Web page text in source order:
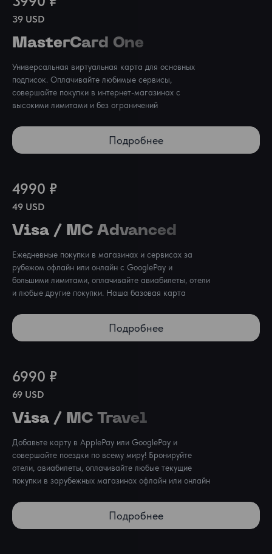
39 USD
MasterCard One
Универсальная виртуальная карта для основных
подписок. Оплачивайте любимые сервисы,
совершайте покупки в интернет-магазинах с
высокими лимитами и без ограничений
Подробнее
4990 ₽
49 USD
Visa / MC Advanced
Ежедневные покупки в магазинах и сервисах за
рубежом офлайн или онлайн с GooglePay и
большими лимитами, оплачивайте авиабилеты, отели
и любые другие покупки. Наша базовая карта
Подробнее
6990 ₽
69 USD
Visa / MC Travel
Добавьте карту в ApplePay или GooglePay и
совершайте поездки по всему миру! Бронируйте
отели, авиабилеты, оплачивайте любые текущие
покупки в зарубежных магазинах офлайн или онлайн
Подробнее